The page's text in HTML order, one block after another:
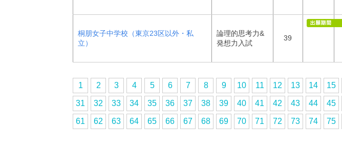
桐朋女子中学校（東京23区以外・私
立）
論理的思考力&
発想力入試
39
1 2 3 4 5 6 7 8 9 10 11 12 13 14 15
31 32 33 34 35 36 37 38 39 40 41 42 43 44 45
61 62 63 64 65 66 67 68 69 70 71 72 73 74 75